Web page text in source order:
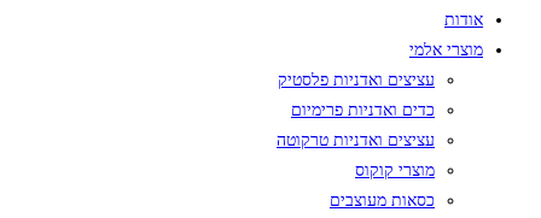
אודות
מוצרי אלמי
עציצים ואדניות פלסטיק
כדים ואדניות פרימיום
עציצים ואדניות טרקוטה
מוצרי קוקוס
כסאות מעוצבים